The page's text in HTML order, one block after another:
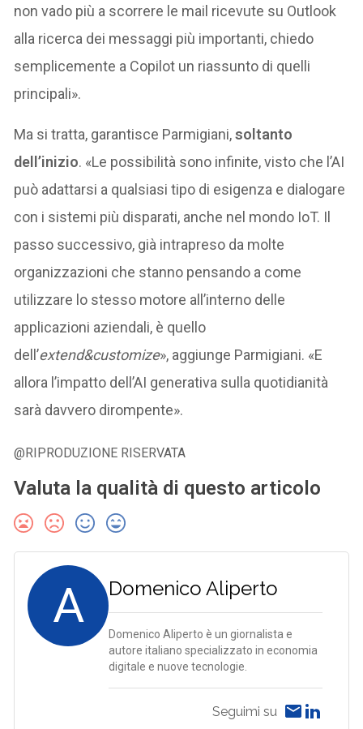
non vado più a scorrere le mail ricevute su Outlook
alla ricerca dei messaggi più importanti, chiedo
semplicemente a Copilot un riassunto di quelli
principali».
Ma si tratta, garantisce Parmigiani,soltanto
dell’inizio. «Le possibilità sono infinite, visto che l’AI
può adattarsi a qualsiasi tipo di esigenza e dialogare
con i sistemi più disparati, anche nel mondo IoT. Il
passo successivo, già intrapreso da molte
organizzazioni che stanno pensando a come
utilizzare lo stesso motore all’interno delle
applicazioni aziendali, è quello
dell’extend&customize», aggiunge Parmigiani. «E
allora l’impatto dell’AI generativa sulla quotidianità
sarà davvero dirompente».
@RIPRODUZIONE RISERVATA
Valuta la qualità di questo articolo
A Domenico Aliperto
Domenico Aliperto è un giornalista e
autore italiano specializzato in economia
digitale e nuove tecnologie.
Seguimi su